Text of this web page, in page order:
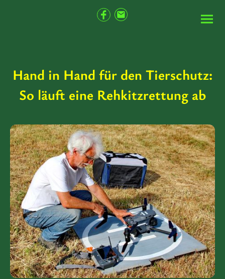
Hand in Hand für den Tierschutz:
So läuft eine Rehkitzrettung ab